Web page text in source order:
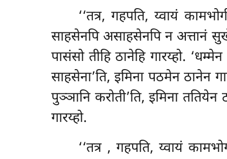
‘‘तत्र, गहपति, य्वायं
साहसेनपि असाहसेनपि न अत्तानं
पासंसो तीहि ठानेहि गारय्हो.
साहसेना’ति, इमिना पठमेन ठानेन
पुञ्ञानि करोती’ति, इमिना
गारय्हो.
‘‘तत्र , गहपति, य्वायं